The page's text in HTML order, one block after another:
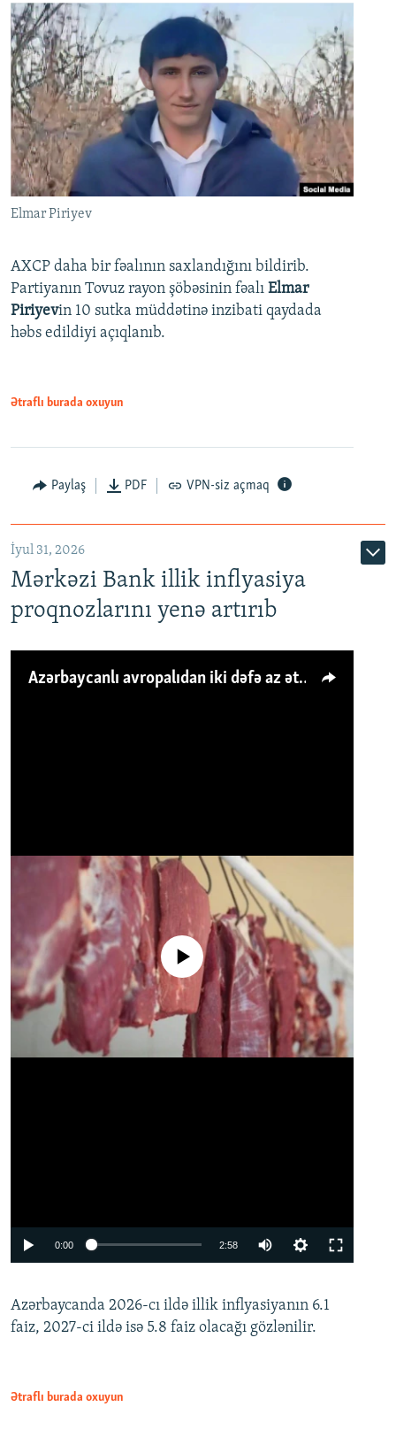
Elmar Piriyev
AXCP daha bir fəalının saxlandığını bildirib.
Partiyanın Tovuz rayon şöbəsinin fəalı Elmar
Piriyevin 10 sutka müddətinə inzibati qaydada
həbs edildiyi açıqlanıb.
Ətraflı burada oxuyun
Paylaş PDF VPN-siz açmaq
İyul 31, 2026
Mərkəzi Bank illik inflyasiya
proqnozlarını yenə artırıb
Azərbaycanlı avropalıdan iki dəfə az ət yeyir, amma... 'Qiymət artımı qaçılmazdır'
No media source currently available
0:00 2:58
360p
480p
Azərbaycanda 2026-cı ildə illik inflyasiyanın 6.1
faiz, 2027-ci ildə isə 5.8 faiz olacağı gözlənilir.
Ətraflı burada oxuyun